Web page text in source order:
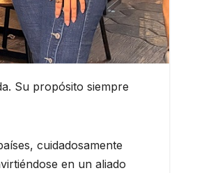
Su propósito siempre
cuidadosamente
en un aliado